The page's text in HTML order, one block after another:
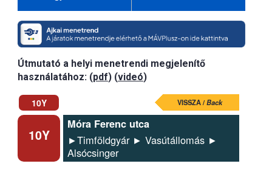
Útmutató a helyi menetrendi megjelenítő
használatához: (pdf) (videó)
10Y VISSZA /Back
10Y
Móra Ferenc utca
►Timföldgyár ► Vasútállomás ►
Alsócsinger